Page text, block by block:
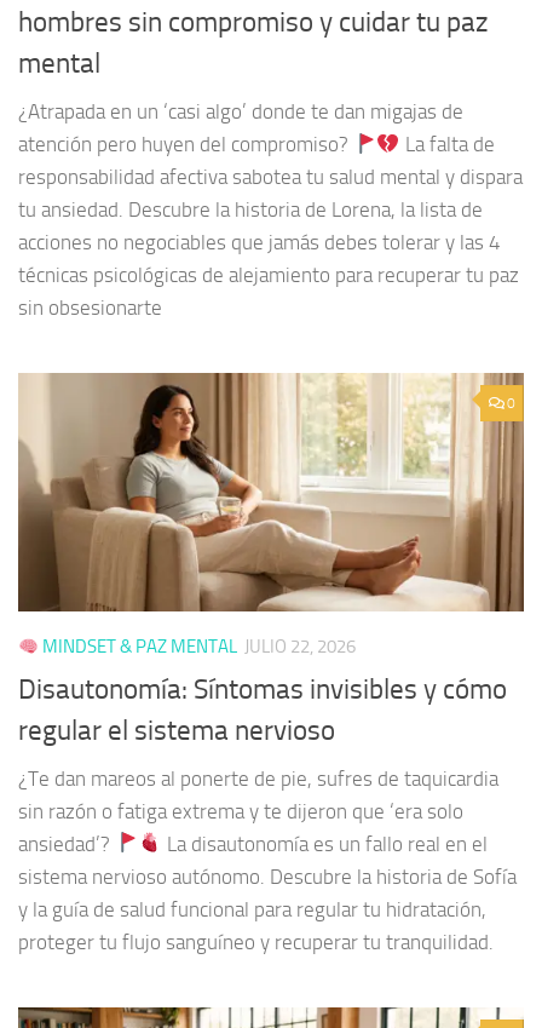
hombres sin compromiso y cuidar tu paz
mental
¿Atrapada en un ‘casi algo’ donde te dan migajas de
atención pero huyen del compromiso?
La falta de
responsabilidad afectiva sabotea tu salud mental y dispara
tu ansiedad. Descubre la historia de Lorena, la lista de
acciones no negociables que jamás debes tolerar y las 4
técnicas psicológicas de alejamiento para recuperar tu paz
sin obsesionarte
0
MINDSET & PAZ MENTAL JULIO 22, 2026
Disautonomía: Síntomas invisibles y cómo
regular el sistema nervioso
¿Te dan mareos al ponerte de pie, sufres de taquicardia
sin razón o fatiga extrema y te dijeron que ‘era solo
ansiedad’?
La disautonomía es un fallo real en el
sistema nervioso autónomo. Descubre la historia de Sofía
y la guía de salud funcional para regular tu hidratación,
proteger tu flujo sanguíneo y recuperar tu tranquilidad.